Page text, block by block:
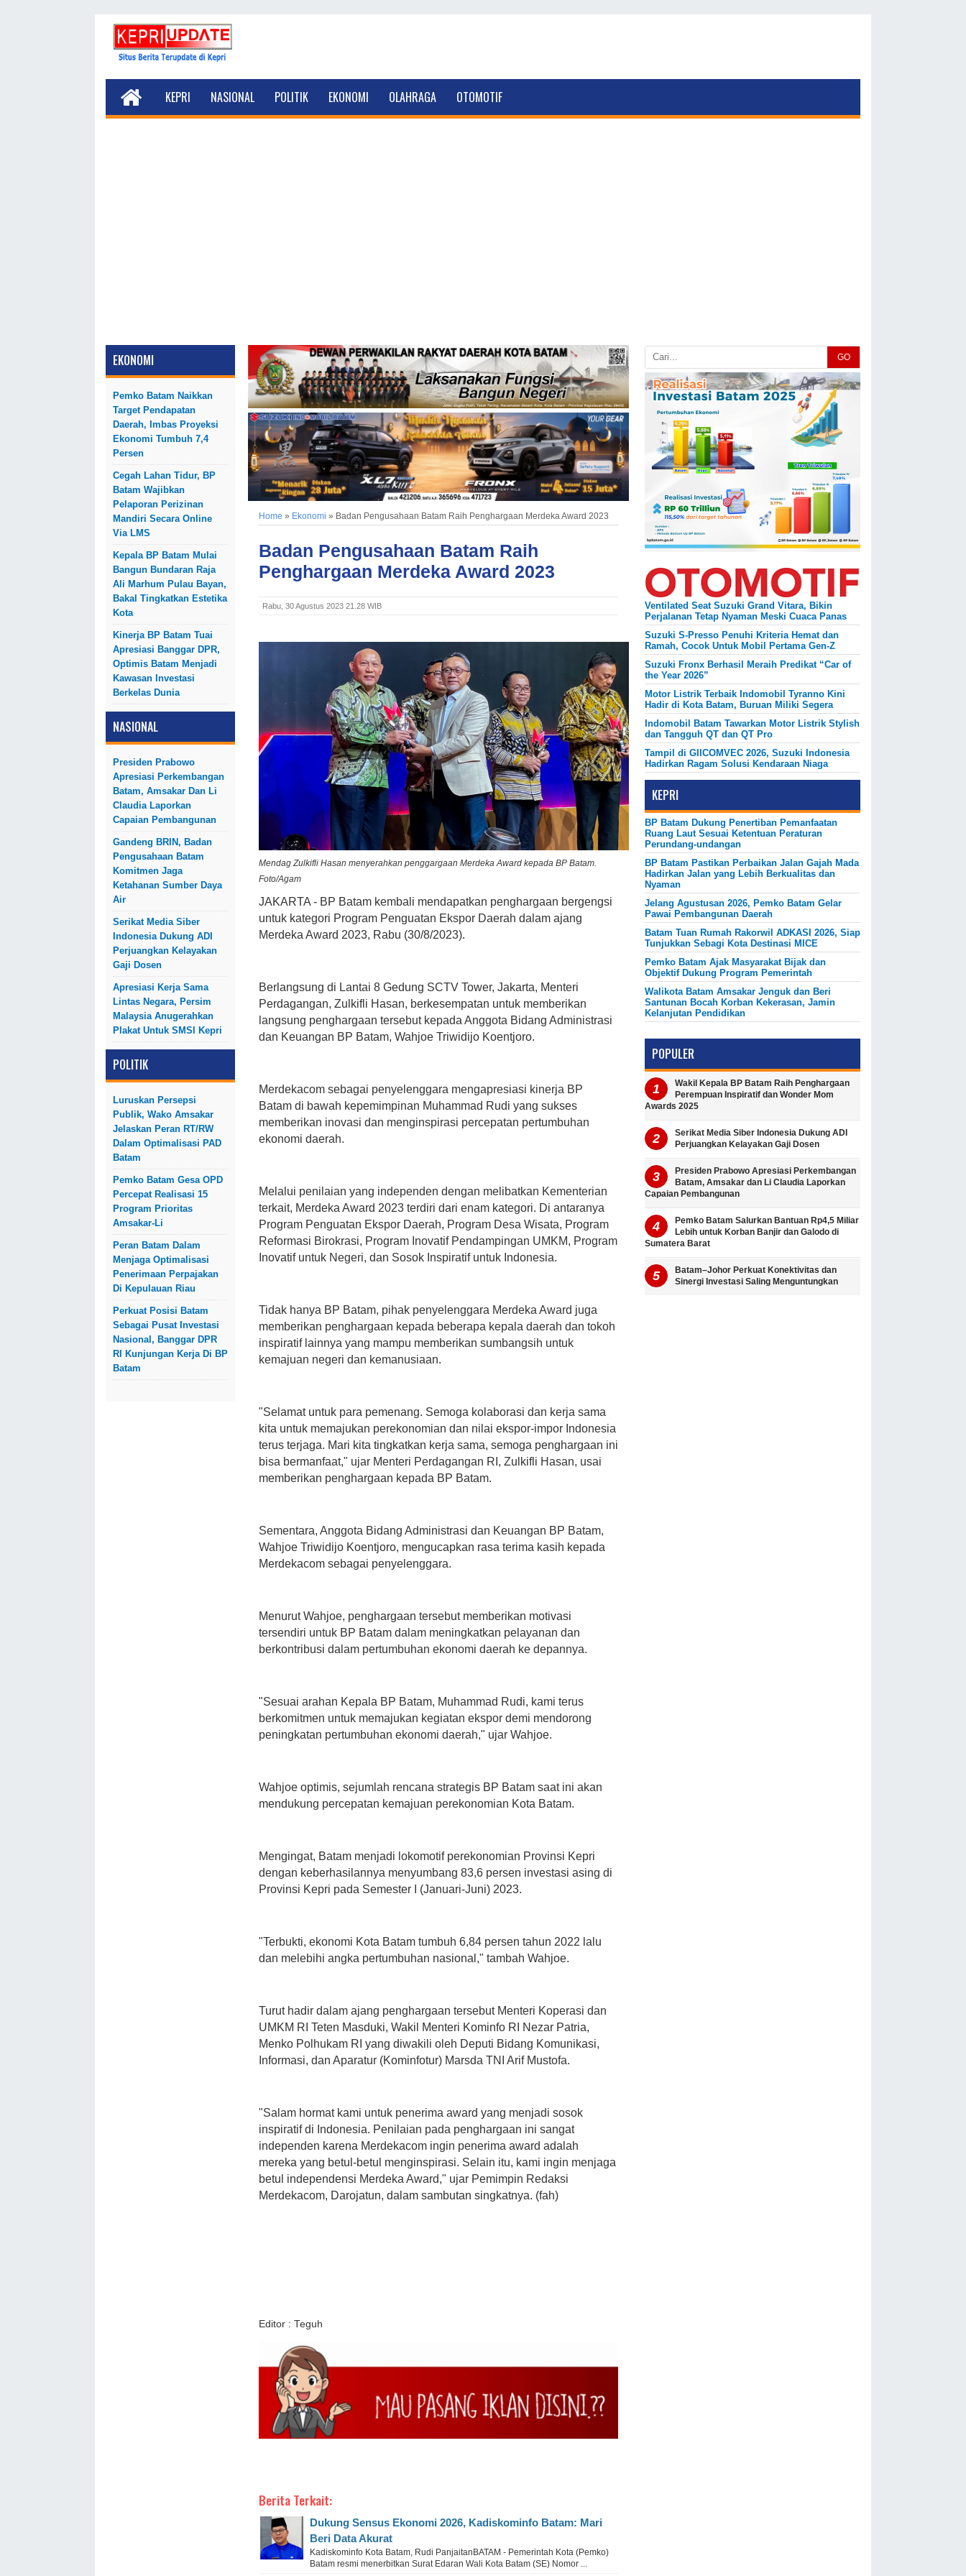
KEPRI NASIONAL POLITIK EKONOMI OLAHRAGA OTOMOTIF
EKONOMI
Pemko Batam Naikkan
Target Pendapatan
Daerah, Imbas Proyeksi
Ekonomi Tumbuh 7,4
Persen
Cegah Lahan Tidur, BP
Batam Wajibkan
Pelaporan Perizinan
Mandiri Secara Online
Via LMS
Kepala BP Batam Mulai
Bangun Bundaran Raja
Ali Marhum Pulau Bayan,
Bakal Tingkatkan Estetika
Kota
Kinerja BP Batam Tuai
Apresiasi Banggar DPR,
Optimis Batam Menjadi
Kawasan Investasi
Berkelas Dunia
NASIONAL
Presiden Prabowo
Apresiasi Perkembangan
Batam, Amsakar Dan Li
Claudia Laporkan
Capaian Pembangunan
Gandeng BRIN, Badan
Pengusahaan Batam
Komitmen Jaga
Ketahanan Sumber Daya
Air
Serikat Media Siber
Indonesia Dukung ADI
Perjuangkan Kelayakan
Gaji Dosen
Apresiasi Kerja Sama
Lintas Negara, Persim
Malaysia Anugerahkan
Plakat Untuk SMSI Kepri
POLITIK
Luruskan Persepsi
Publik, Wako Amsakar
Jelaskan Peran RT/RW
Dalam Optimalisasi PAD
Batam
Pemko Batam Gesa OPD
Percepat Realisasi 15
Program Prioritas
Amsakar-Li
Peran Batam Dalam
Menjaga Optimalisasi
Penerimaan Perpajakan
Di Kepulauan Riau
Perkuat Posisi Batam
Sebagai Pusat Investasi
Nasional, Banggar DPR
RI Kunjungan Kerja Di BP
Batam
Home » Ekonomi » Badan Pengusahaan Batam Raih Penghargaan Merdeka Award 2023
Badan Pengusahaan Batam Raih
Penghargaan Merdeka Award 2023
Rabu, 30 Agustus 2023 21.28 WIB
Mendag Zulkifli Hasan menyerahkan penggargaan Merdeka Award kepada BP Batam.
Foto/Agam
JAKARTA - BP Batam kembali mendapatkan penghargaan bergengsi
untuk kategori Program Penguatan Ekspor Daerah dalam ajang
Merdeka Award 2023, Rabu (30/8/2023).
Berlangsung di Lantai 8 Gedung SCTV Tower, Jakarta, Menteri
Perdagangan, Zulkifli Hasan, berkesempatan untuk memberikan
langsung penghargaan tersebut kepada Anggota Bidang Administrasi
dan Keuangan BP Batam, Wahjoe Triwidijo Koentjoro.
Merdekacom sebagai penyelenggara mengapresiasi kinerja BP
Batam di bawah kepemimpinan Muhammad Rudi yang sukses
memberikan inovasi dan menginspirasi percepatan pertumbuhan
ekonomi daerah.
Melalui penilaian yang independen dengan melibatkan Kementerian
terkait, Merdeka Award 2023 terdiri dari enam kategori. Di antaranya
Program Penguatan Ekspor Daerah, Program Desa Wisata, Program
Reformasi Birokrasi, Program Inovatif Pendampingan UMKM, Program
Inovatif untuk Negeri, dan Sosok Inspiratif untuk Indonesia.
Tidak hanya BP Batam, pihak penyelenggara Merdeka Award juga
memberikan penghargaan kepada beberapa kepala daerah dan tokoh
inspiratif lainnya yang mampu memberikan sumbangsih untuk
kemajuan negeri dan kemanusiaan.
"Selamat untuk para pemenang. Semoga kolaborasi dan kerja sama
kita untuk memajukan perekonomian dan nilai ekspor-impor Indonesia
terus terjaga. Mari kita tingkatkan kerja sama, semoga penghargaan ini
bisa bermanfaat," ujar Menteri Perdagangan RI, Zulkifli Hasan, usai
memberikan penghargaan kepada BP Batam.
Sementara, Anggota Bidang Administrasi dan Keuangan BP Batam,
Wahjoe Triwidijo Koentjoro, mengucapkan rasa terima kasih kepada
Merdekacom sebagai penyelenggara.
Menurut Wahjoe, penghargaan tersebut memberikan motivasi
tersendiri untuk BP Batam dalam meningkatkan pelayanan dan
berkontribusi dalam pertumbuhan ekonomi daerah ke depannya.
"Sesuai arahan Kepala BP Batam, Muhammad Rudi, kami terus
berkomitmen untuk memajukan kegiatan ekspor demi mendorong
peningkatan pertumbuhan ekonomi daerah," ujar Wahjoe.
Wahjoe optimis, sejumlah rencana strategis BP Batam saat ini akan
mendukung percepatan kemajuan perekonomian Kota Batam.
Mengingat, Batam menjadi lokomotif perekonomian Provinsi Kepri
dengan keberhasilannya menyumbang 83,6 persen investasi asing di
Provinsi Kepri pada Semester I (Januari-Juni) 2023.
"Terbukti, ekonomi Kota Batam tumbuh 6,84 persen tahun 2022 lalu
dan melebihi angka pertumbuhan nasional," tambah Wahjoe.
Turut hadir dalam ajang penghargaan tersebut Menteri Koperasi dan
UMKM RI Teten Masduki, Wakil Menteri Kominfo RI Nezar Patria,
Menko Polhukam RI yang diwakili oleh Deputi Bidang Komunikasi,
Informasi, dan Aparatur (Kominfotur) Marsda TNI Arif Mustofa.
"Salam hormat kami untuk penerima award yang menjadi sosok
inspiratif di Indonesia. Penilaian pada penghargaan ini sangat
independen karena Merdekacom ingin penerima award adalah
mereka yang betul-betul menginspirasi. Selain itu, kami ingin menjaga
betul independensi Merdeka Award," ujar Pemimpin Redaksi
Merdekacom, Darojatun, dalam sambutan singkatnya. (fah)
Editor : Teguh
Berita Terkait:
Dukung Sensus Ekonomi 2026, Kadiskominfo Batam: Mari
Beri Data Akurat
Kadiskominfo Kota Batam, Rudi PanjaitanBATAM - Pemerintah Kota (Pemko)
Batam resmi menerbitkan Surat Edaran Wali Kota Batam (SE) Nomor ...
GO
Ventilated Seat Suzuki Grand Vitara, Bikin
Perjalanan Tetap Nyaman Meski Cuaca Panas
Suzuki S-Presso Penuhi Kriteria Hemat dan
Ramah, Cocok Untuk Mobil Pertama Gen-Z
Suzuki Fronx Berhasil Meraih Predikat “Car of
the Year 2026”
Motor Listrik Terbaik Indomobil Tyranno Kini
Hadir di Kota Batam, Buruan Miliki Segera
Indomobil Batam Tawarkan Motor Listrik Stylish
dan Tangguh QT dan QT Pro
Tampil di GIICOMVEC 2026, Suzuki Indonesia
Hadirkan Ragam Solusi Kendaraan Niaga
KEPRI
BP Batam Dukung Penertiban Pemanfaatan
Ruang Laut Sesuai Ketentuan Peraturan
Perundang-undangan
BP Batam Pastikan Perbaikan Jalan Gajah Mada
Hadirkan Jalan yang Lebih Berkualitas dan
Nyaman
Jelang Agustusan 2026, Pemko Batam Gelar
Pawai Pembangunan Daerah
Batam Tuan Rumah Rakorwil ADKASI 2026, Siap
Tunjukkan Sebagi Kota Destinasi MICE
Pemko Batam Ajak Masyarakat Bijak dan
Objektif Dukung Program Pemerintah
Walikota Batam Amsakar Jenguk dan Beri
Santunan Bocah Korban Kekerasan, Jamin
Kelanjutan Pendidikan
POPULER
Wakil Kepala BP Batam Raih Penghargaan
Perempuan Inspiratif dan Wonder Mom
Awards 2025
Serikat Media Siber Indonesia Dukung ADI
Perjuangkan Kelayakan Gaji Dosen
Presiden Prabowo Apresiasi Perkembangan
Batam, Amsakar dan Li Claudia Laporkan
Capaian Pembangunan
Pemko Batam Salurkan Bantuan Rp4,5 Miliar
Lebih untuk Korban Banjir dan Galodo di
Sumatera Barat
Batam–Johor Perkuat Konektivitas dan
Sinergi Investasi Saling Menguntungkan